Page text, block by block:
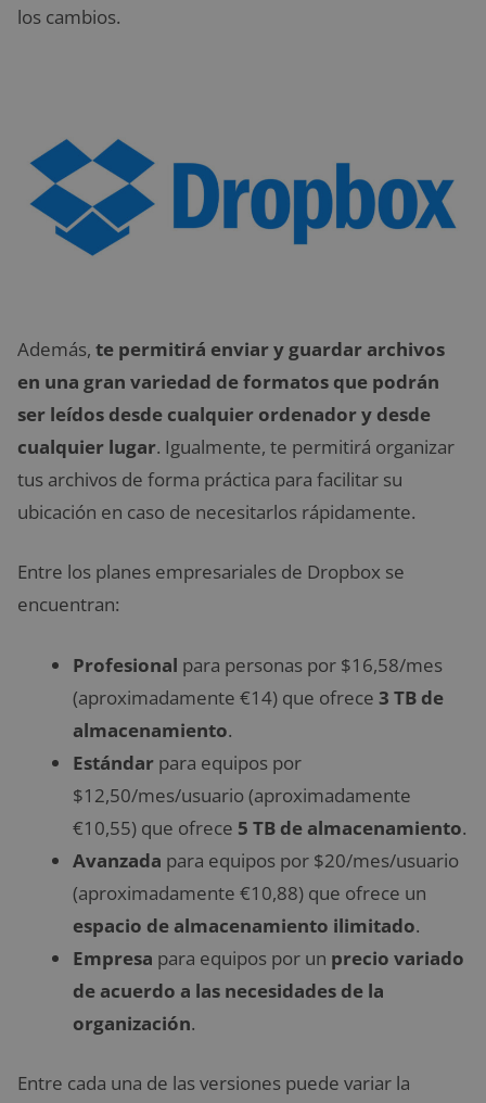
los cambios.
Además, te permitirá enviar y guardar archivos
en una gran variedad de formatos que podrán
ser leídos desde cualquier ordenador y desde
cualquier lugar. Igualmente, te permitirá organizar
tus archivos de forma práctica para facilitar su
ubicación en caso de necesitarlos rápidamente.
Entre los planes empresariales de Dropbox se
encuentran:
Profesional para personas por $16,58/mes
(aproximadamente €14) que ofrece 3 TB de
almacenamiento.
Estándar para equipos por
$12,50/mes/usuario (aproximadamente
€10,55) que ofrece 5 TB de almacenamiento.
Avanzada para equipos por $20/mes/usuario
(aproximadamente €10,88) que ofrece un
espacio de almacenamiento ilimitado.
Empresa para equipos por un precio variado
de acuerdo a las necesidades de la
organización.
Entre cada una de las versiones puede variar la